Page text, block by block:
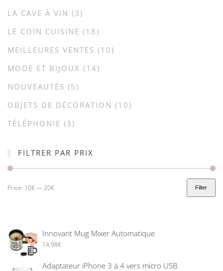
LA CAVE À VIN (3)
LE COIN CUISINE (18)
MEILLEURES VENTES (10)
MODE ET BIJOUX (14)
NOUVEAUTÉS (5)
OBJETS DE DÉCORATION (10)
TÉLÉPHONIE (3)
FILTRER PAR PRIX
Filter
Price: 10€—20€
Innovant Mug Mixer Automatique
14,98€
Adaptateur iPhone 3 à 4 vers micro USB